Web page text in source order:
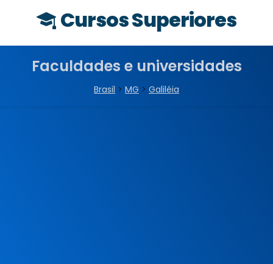
Cursos Superiores
Faculdades e universidades
Brasil > MG > Galiléia